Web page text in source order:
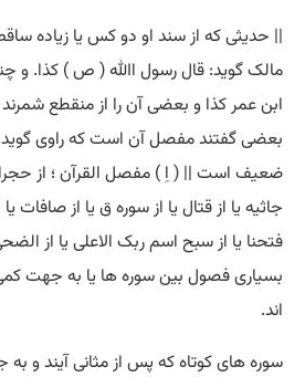
|| حدیثی که از سند او دو کس یا زیاده
مالک گوید: قال رسول اﷲ ( ص ) کذا. و
ابن عمر کذا و بعضی آن را از منقطع
بعضی گفتند مفصل آن است که راوی
ضعیف است || ( اِ ) مفصل القرآن ؛ از
جاثیه یا از قتال یا از سوره ق یا از صافات یا
فتحنا یا از سبح اسم ربک الاعلی یا از
بسیاری فصول بین سوره ها یا به جهت
اند.
سوره های کوتاه که پس از مثانی آیند و